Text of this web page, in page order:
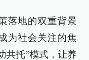
落地的双重背景
为社会关注的焦
共托”模式，让养